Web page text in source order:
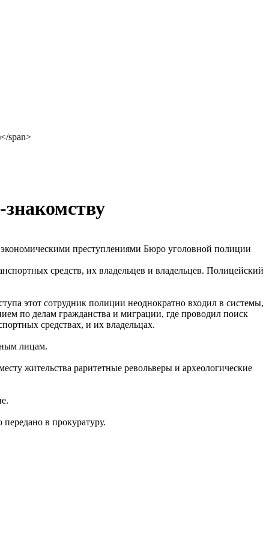
экономическими преступлениями Бюро уголовной полиции
средств, их владельцев и владельцев. Полицейский
этот сотрудник полиции неоднократно входил в системы,
по делам гражданства и миграции, где проводил поиск
средствах, и их владельцах.
лицам.
жительства раритетные револьверы и археологические
в прокуратуру.